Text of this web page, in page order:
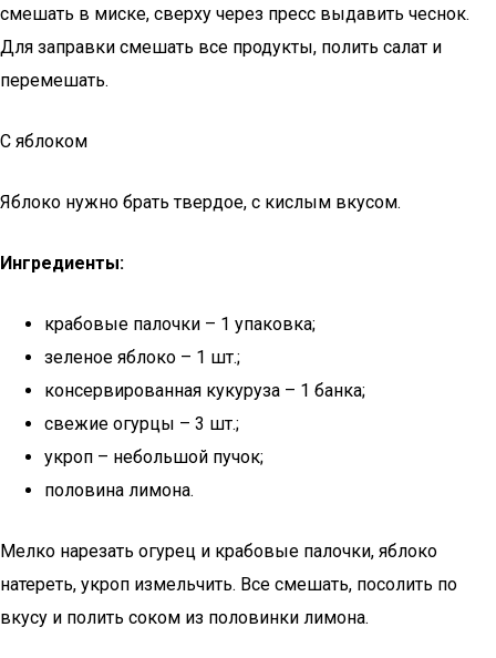
смешать в миске, сверху через пресс выдавить чеснок.
Для заправки смешать все продукты, полить салат и
перемешать.
С яблоком
Яблоко нужно брать твердое, с кислым вкусом.
Ингредиенты:
крабовые палочки – 1 упаковка;
зеленое яблоко – 1 шт.;
консервированная кукуруза – 1 банка;
свежие огурцы – 3 шт.;
укроп – небольшой пучок;
половина лимона.
Мелко нарезать огурец и крабовые палочки, яблоко
натереть, укроп измельчить. Все смешать, посолить по
вкусу и полить соком из половинки лимона.